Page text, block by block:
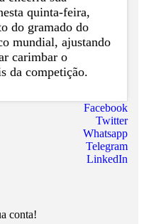
quinta-feira,
do gramado do
mundial, ajustando
carimbar o
da competição.
Facebook
Twitter
Whatsapp
Telegram
LinkedIn
conta!